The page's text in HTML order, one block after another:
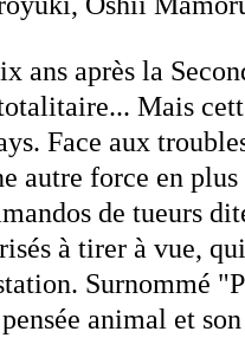
ans après la
Mais
Face aux
autre force en
de tueurs
à tirer à vue,
Surnommé
animal et